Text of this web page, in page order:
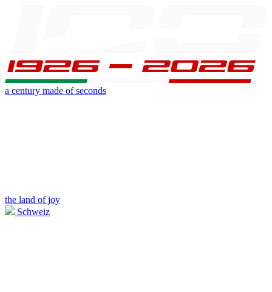
a century made of seconds
the land of joy
Schweiz